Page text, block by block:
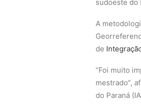
sudoeste do
A
de
“Foi muito
mestrado”,
do Paraná